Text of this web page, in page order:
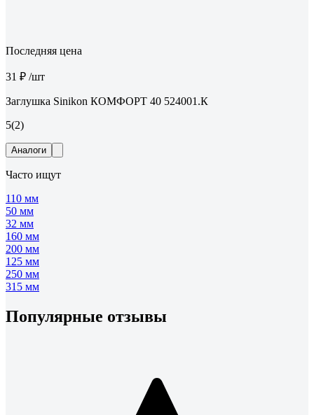
Последняя цена
31 ₽ /шт
Заглушка Sinikon КОМФОРТ 40 524001.К
5(2)
Аналоги
Часто ищут
110 мм
50 мм
32 мм
160 мм
200 мм
125 мм
250 мм
315 мм
Популярные отзывы